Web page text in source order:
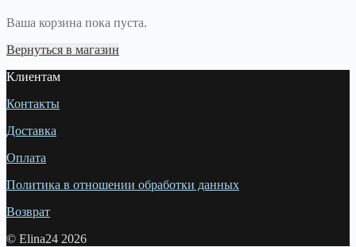
Ваша корзина пока пуста.
Вернуться в магазин
Клиентам
Контакты
Доставка
Оплата
Политика в отношении обработки данных
Возврат
© Elina24 2026